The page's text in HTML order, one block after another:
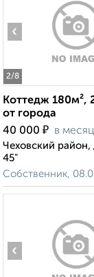
2/8
‹
Коттедж 180м²,
от города
40 000 ₽ в месяц
Чеховский
45"
Собственник,
‹